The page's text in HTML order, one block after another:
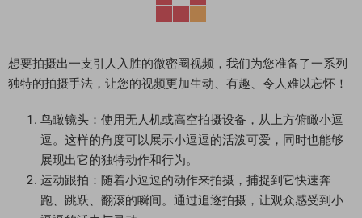
想要拍摄出一支引人入胜的微密圈视频，我们为您准备了一系列
独特的拍摄手法，让您的视频更加生动、有趣、令人难以忘怀！
鸟瞰镜头：使用无人机或高空拍摄设备，从上方俯瞰小逗
逗。这样的角度可以展示小逗逗的活泼可爱，同时也能够
展现出它的独特动作和行为。
运动跟拍：随着小逗逗的动作来拍摄，捕捉到它快速奔
跑、跳跃、翻滚的瞬间。通过追逐拍摄，让观众感受到小